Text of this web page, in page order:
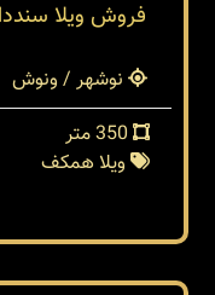
نوشهر / ونوش
ویلا همکف